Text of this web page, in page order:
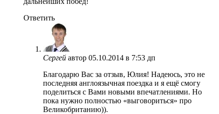
Ответить
Сергей автор 05.10.2014 в 7:53 дп
Благодарю Вас за отзыв, Юлия! Надеюсь, это не
последняя англоязычная поездка и я ещё смогу
поделиться с Вами новыми впечатлениями. Но
пока нужно полностью «выговориться» про
Великобританию)).